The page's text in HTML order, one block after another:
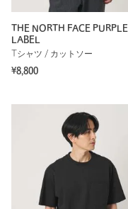
THE NORTH FACE PURPLE
LABEL
Tシャツ / カットソー
¥8,800